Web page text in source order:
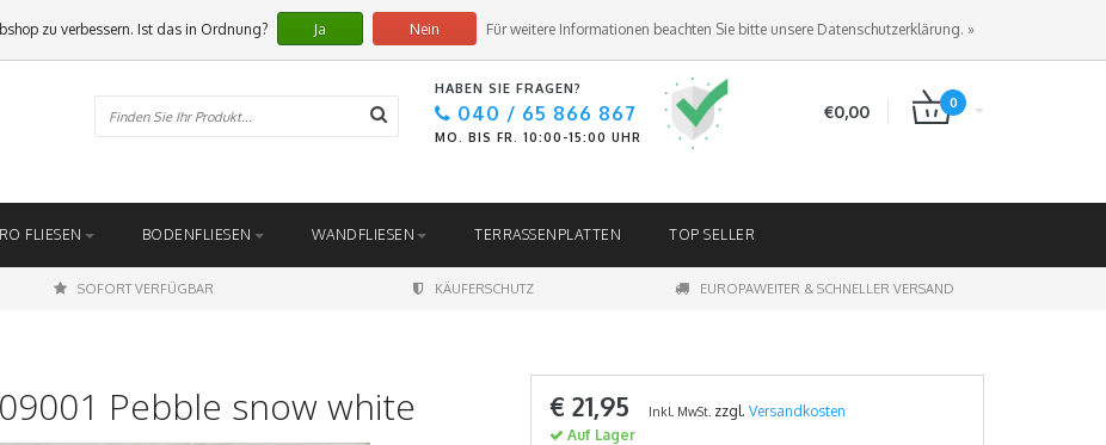
ANMELDEN KUNDENKONTO ANLEGEN
HABEN SIE FRAGEN?
040 / 65 866 867
MO. BIS FR. 10:00-15:00 UHR
€0,00 0
FLIESEN BODENFLIESEN WANDFLIESEN TERRASSENPLATTEN TOP SELLER
SOFORT VERFÜGBAR KÄUFERSCHUTZ EUROPAWEITER & SCHNELLER VERSAND
Pebble snow white € 21,95 Inkl. MwSt. zzgl. Versandkosten
Auf Lager
zu verbessern. Ist das in Ordnung? Ja Nein Für weitere Informationen beachten Sie bitte unsere Datenschutzerklärung. »